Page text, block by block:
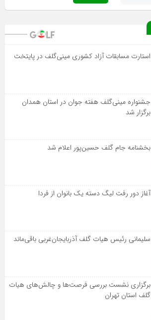
استارت مسابقات آزاد کشوری مینی‌گلف در پایتخت
جشنواره مینی‌گلف هفته جوان در استان همدان
برگزار شد
بخشنامه جام گلف حسین‌پور اعلام شد
آغاز دور رفت لیگ دسته یک بانوان از فردا
سلیمانی رئیس هیات گلف آذربایجان‌غربی باقی‌ماند
برگزاری نشست بررسی فرصت‌ها و چالش‌های هیات
گلف استان تهران